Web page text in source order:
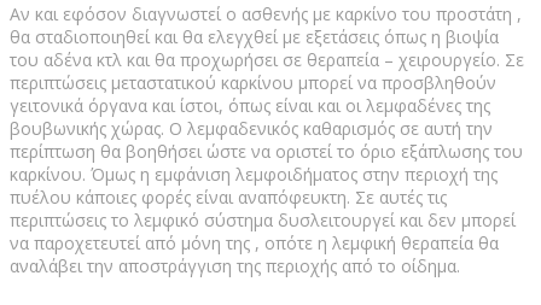
Αν και εφόσον διαγνωστεί ο ασθενής με καρκίνο του προστάτη ,
θα σταδιοποιηθεί και θα ελεγχθεί με εξετάσεις όπως η βιοψία
του αδένα κτλ και θα προχωρήσει σε θεραπεία – χειρουργείο. Σε
περιπτώσεις μεταστατικού καρκίνου μπορεί να προσβληθούν
γειτονικά όργανα και ίστοι, όπως είναι και οι λεμφαδένες της
βουβωνικής χώρας. Ο λεμφαδενικός καθαρισμός σε αυτή την
περίπτωση θα βοηθήσει ώστε να οριστεί το όριο εξάπλωσης του
καρκίνου. Όμως η εμφάνιση λεμφοιδήματος στην περιοχή της
πυέλου κάποιες φορές είναι αναπόφευκτη. Σε αυτές τις
περιπτώσεις το λεμφικό σύστημα δυσλειτουργεί και δεν μπορεί
να παροχετευτεί από μόνη της , οπότε η λεμφική θεραπεία θα
αναλάβει την αποστράγγιση της περιοχής από το οίδημα.